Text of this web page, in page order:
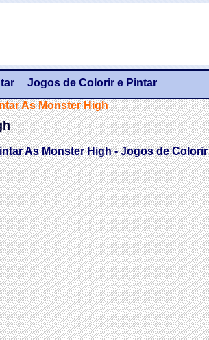
Jogos de Colorir e Pintar
As Monster High
As Monster High - Jogos de Colorir